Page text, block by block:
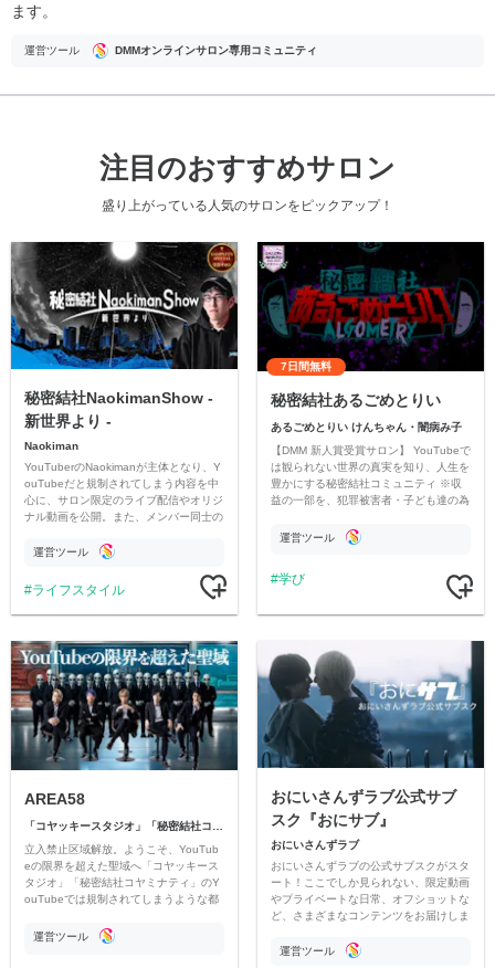
ます。
運営ツール DMMオンラインサロン専用コミュニティ
注目のおすすめサロン
盛り上がっている人気のサロンをピックアップ！
秘密結社NaokimanShow -
新世界より -
Naokiman
YouTuberのNaokimanが主体となり、Y
ouTubeだと規制されてしまう内容を中
心に、サロン限定のライブ配信やオリジ
ナル動画を公開。また、メンバー同士の
ただいています。
運営ツール
ライフスタイル
7日間無料
秘密結社あるごめとりい
あるごめとりい けんちゃん・闇病み子
【DMM 新人賞受賞サロン】 YouTubeで
は観られない世界の真実を知り、人生を
豊かにする秘密結社コミュニティ ※収
益の一部を、犯罪被害者・子ども達の為
す運営ツール
学び
AREA58
「コヤッキースタジオ」「秘密結社コヤミナティ」
立入禁止区域解放。ようこそ、YouTub
eの限界を超えた聖域へ「コヤッキース
タジオ」「秘密結社コヤミナティ」のY
ouTubeでは規制されてしまうような都
公開。
運営ツール
おにいさんずラブ公式サブ
スク『おにサブ』
おにいさんずラブ
おにいさんずラブの公式サブスクがスタ
ート！ここでしか見られない、限定動画
やプライベートな日常、オフショットな
ど、さまざまなコンテンツをお届けしま
運営ツール